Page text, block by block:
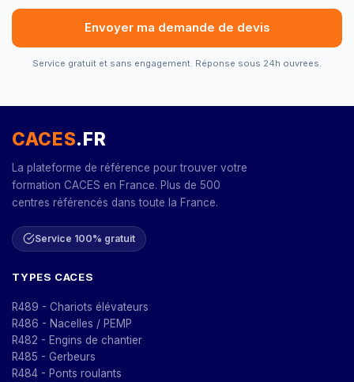
Envoyer ma demande de devis
Service gratuit et sans engagement. Réponse sous 24h ouvrees.
CACES.FR
La plateforme de référence pour trouver votre
formation CACES en France. Plus de 500
centres référencés dans toute la France.
Service 100% gratuit
TYPES CACES
R489 - Chariots élévateurs
R486 - Nacelles / PEMP
R482 - Engins de chantier
R485 - Gerbeurs
R484 - Ponts roulants